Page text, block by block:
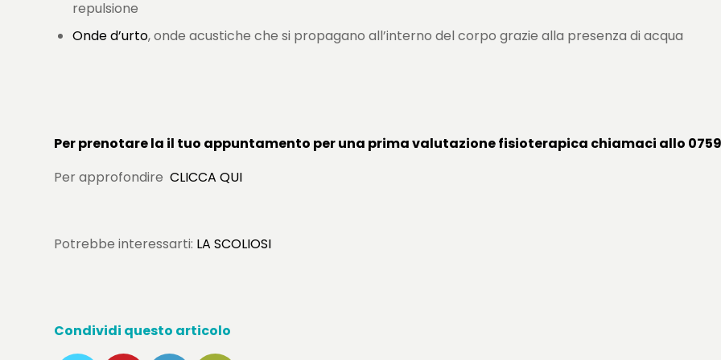
repulsione
Onde d’urto, onde acustiche che si propagano all’interno del corpo grazie alla presenza di acqua
Per prenotare la il tuo appuntamento per una prima valutazione fisioterapica chiamaci allo
Per approfondire CLICCA QUI
Potrebbe interessarti: LA SCOLIOSI
Condividi questo articolo